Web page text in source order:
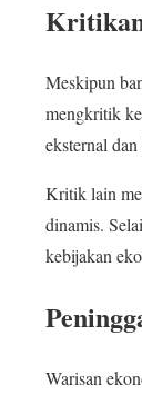
Meskipun
mengkritik
eksternal
Kritik lain
dinamis.
kebijakan
Warisan